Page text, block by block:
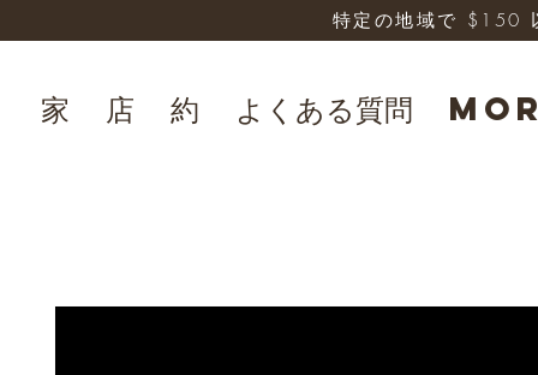
家 店 約 よくある質問
特定の地域で $150